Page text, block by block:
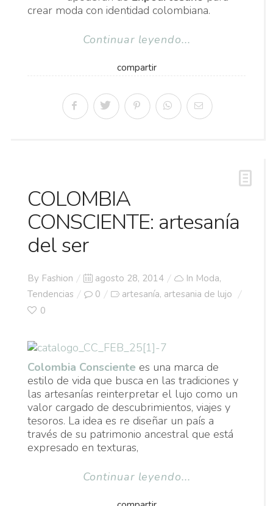
crear moda con identidad colombiana.
Continuar leyendo...
compartir
COLOMBIA
CONSCIENTE: artesanía
del ser
By Fashion
Posted
on
agosto 28, 2014 In Moda,
Tendencias
0 artesanía, artesania de lujo
0
Colombia Consciente es una marca de
estilo de vida que busca en las tradiciones y
las artesanías reinterpretar el lujo como un
valor cargado de descubrimientos, viajes y
tesoros. La idea es re diseñar un país a
través de su patrimonio ancestral que está
expresado en texturas,
Continuar leyendo...